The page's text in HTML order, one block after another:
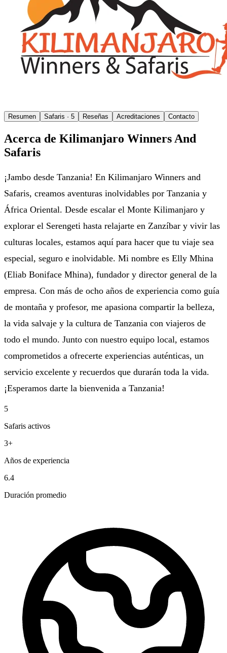
Resumen Safaris · 5 Reseñas Acreditaciones Contacto
Acerca de Kilimanjaro Winners And
Safaris
¡Jambo desde Tanzania! En Kilimanjaro Winners and
Safaris, creamos aventuras inolvidables por Tanzania y
África Oriental. Desde escalar el Monte Kilimanjaro y
explorar el Serengeti hasta relajarte en Zanzíbar y vivir las
culturas locales, estamos aquí para hacer que tu viaje sea
especial, seguro e inolvidable. Mi nombre es Elly Mhina
(Eliab Boniface Mhina), fundador y director general de la
empresa. Con más de ocho años de experiencia como guía
de montaña y profesor, me apasiona compartir la belleza,
la vida salvaje y la cultura de Tanzania con viajeros de
todo el mundo. Junto con nuestro equipo local, estamos
comprometidos a ofrecerte experiencias auténticas, un
servicio excelente y recuerdos que durarán toda la vida.
¡Esperamos darte la bienvenida a Tanzania!
5
Safaris activos
3+
Años de experiencia
6.4
Duración promedio